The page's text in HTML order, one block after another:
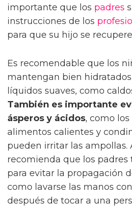
importante que los padres
instrucciones de los
para que su hijo se
Es recomendable que los
mantengan bien hidratados
líquidos suaves, como
También es importante
ásperos y ácidos, como
alimentos calientes y
pueden irritar las ampollas.
recomienda que los padres
para evitar la propagación
como lavarse las manos
después de tocar a una